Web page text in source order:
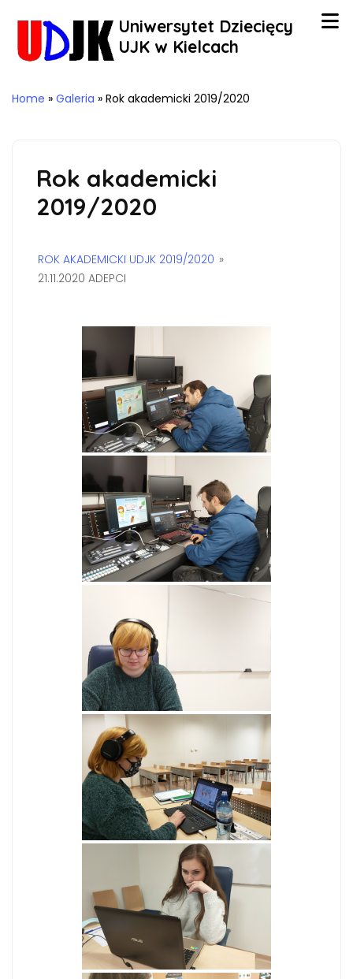
Uniwersytet Dziecięcy
UJK w Kielcach
Home » Galeria » Rok akademicki 2019/2020
Rok akademicki
2019/2020
ROK AKADEMICKI UDJK 2019/2020 »
21.11.2020 ADEPCI